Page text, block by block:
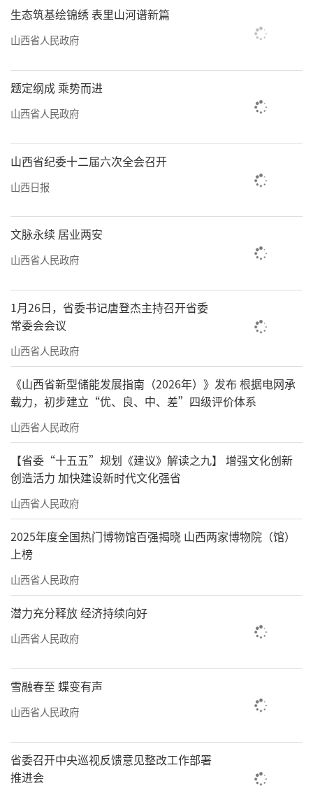
生态筑基绘锦绣 表里山河谱新篇
山西省人民政府
题定纲成 乘势而进
山西省人民政府
山西省纪委十二届六次全会召开
山西日报
文脉永续 居业两安
山西省人民政府
1月26日，省委书记唐登杰主持召开省委
常委会会议
山西省人民政府
《山西省新型储能发展指南（2026年）》发布 根据电网承
载力，初步建立“优、良、中、差”四级评价体系
山西省人民政府
【省委“十五五”规划《建议》解读之九】 增强文化创新
创造活力 加快建设新时代文化强省
山西省人民政府
2025年度全国热门博物馆百强揭晓 山西两家博物院（馆）
上榜
山西省人民政府
潜力充分释放 经济持续向好
山西省人民政府
雪融春至 蝶变有声
山西省人民政府
省委召开中央巡视反馈意见整改工作部署
推进会